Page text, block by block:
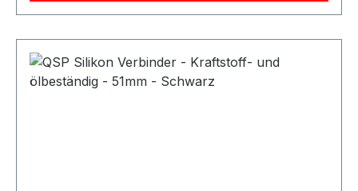
aus gemessen. Produktmerkmale Bauform:
Silikonbogen 90 Grad Material: Silikon mit